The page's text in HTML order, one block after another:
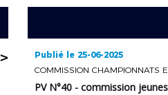
>
Publié le 25-06-2025
PV N°40 - commission jeunes